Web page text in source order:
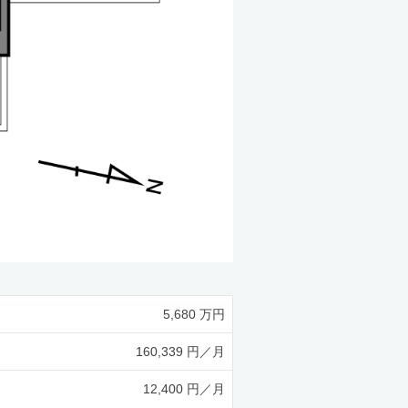
5,680 万円
160,339 円／月
12,400 円／月